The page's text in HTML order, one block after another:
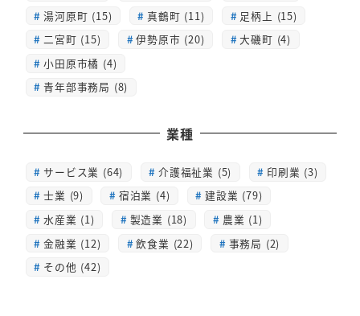
湯河原町 (15)
真鶴町 (11)
足柄上 (15)
二宮町 (15)
伊勢原市 (20)
大磯町 (4)
小田原市橘 (4)
青年部事務局 (8)
業種
サービス業 (64) 介護福祉業 (5)
印刷業 (3)
士業 (9)
宿泊業 (4)
建設業 (79)
水産業 (1)
製造業 (18)
農業 (1)
金融業 (12)
飲食業 (22)
事務局 (2)
その他 (42)